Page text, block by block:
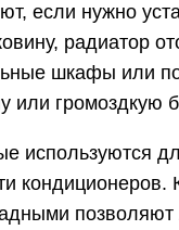
если нужно
радиатор
шкафы или
или громоздкую
используются
кондиционеров.
позволяют